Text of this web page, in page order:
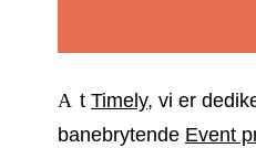
AtTimely, vi er
banebrytende Event